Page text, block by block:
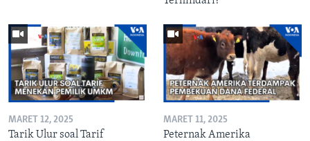
MARET 12, 2025
Tarik Ulur soal Tarif
MARET 11, 2025
Peternak Amerika